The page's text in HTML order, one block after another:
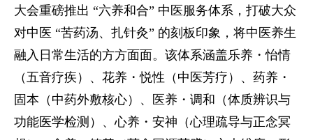
大会重磅推出 “六养和合” 中医服务体系，打破大众
对中医 “苦药汤、扎针灸” 的刻板印象，将中医养生
融入日常生活的方方面面。该体系涵盖乐养・怡情
（五音疗疾）、花养・悦性（中医芳疗）、药养・
固本（中药外敷核心）、医养・调和（体质辨识与
功能医学检测）、心养・安神（心理疏导与正念冥